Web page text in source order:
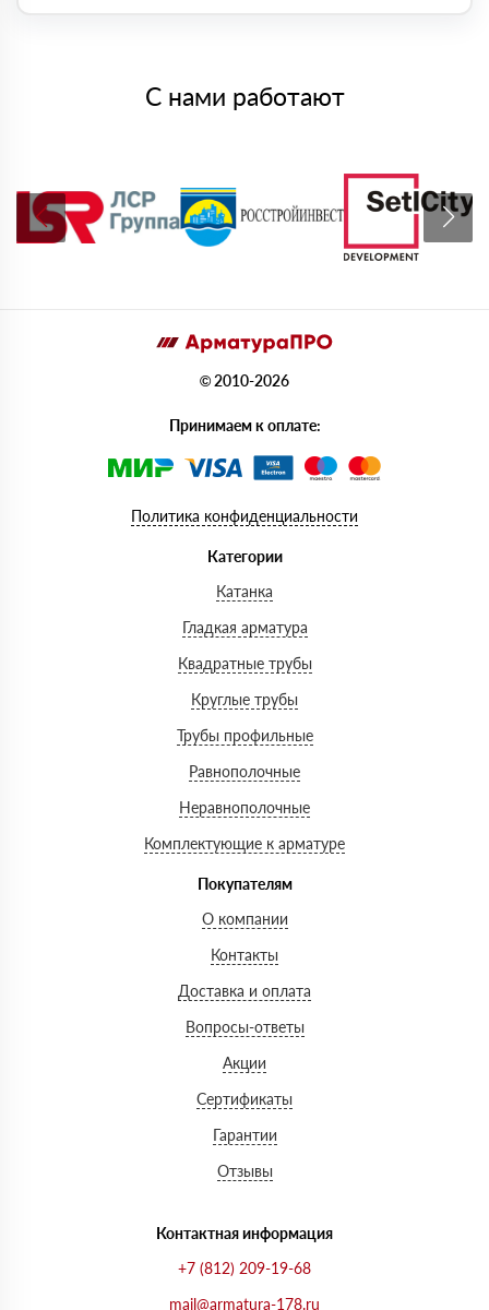
С нами работают
© 2010-2026
Принимаем к оплате:
Политика конфиденциальности
Категории
Катанка
Гладкая арматура
Квадратные трубы
Круглые трубы
Трубы профильные
Равнополочные
Неравнополочные
Комплектующие к арматуре
Покупателям
О компании
Контакты
Доставка и оплата
Вопросы-ответы
Акции
Сертификаты
Гарантии
Отзывы
Контактная информация
+7 (812) 209-19-68
mail@armatura-178.ru